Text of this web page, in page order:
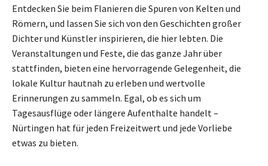
Entdecken Sie beim Flanieren die Spuren von Kelten und
Römern, und lassen Sie sich von den Geschichten großer
Dichter und Künstler inspirieren, die hier lebten. Die
Veranstaltungen und Feste, die das ganze Jahr über
stattfinden, bieten eine hervorragende Gelegenheit, die
lokale Kultur hautnah zu erleben und wertvolle
Erinnerungen zu sammeln. Egal, ob es sich um
Tagesausflüge oder längere Aufenthalte handelt –
Nürtingen hat für jeden Freizeitwert und jede Vorliebe
etwas zu bieten.